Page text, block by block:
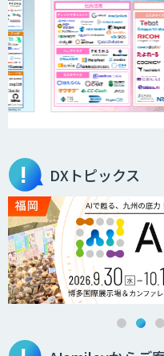
AIR-
法人
員」
DXトピックス